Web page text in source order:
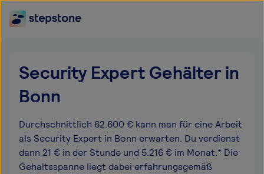
Security Expert Gehälter in
Bonn
Durchschnittlich 62.600 € kann man für eine Arbeit
als Security Expert in Bonn erwarten. Du verdienst
dann 21 € in der Stunde und 5.216 € im Monat.* Die
Gehaltsspanne liegt dabei erfahrungsgemäß